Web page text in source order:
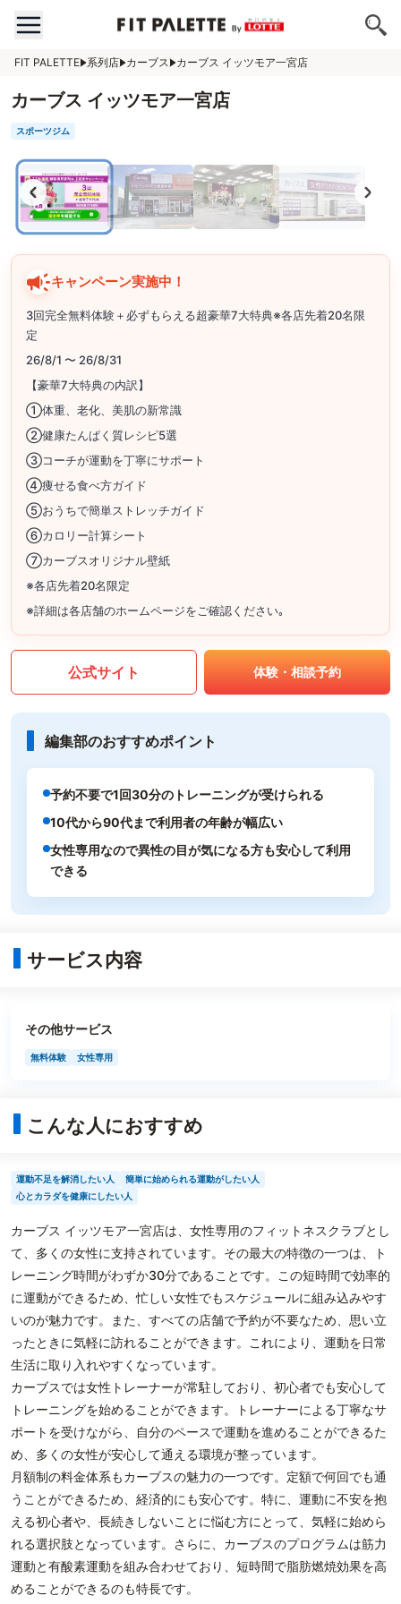
FIT PALETTE 系列店 カーブス カーブス イッツモア一宮店
カーブス イッツモア一宮店
スポーツジム
キャンペーン実施中！
3回完全無料体験＋必ずもらえる超豪華7大特典※各店先着20名限
定
26/8/1 〜 26/8/31
【豪華7大特典の内訳】
①体重、老化、美肌の新常識
②健康たんぱく質レシピ5選
③コーチが運動を丁寧にサポート
④痩せる食べ方ガイド
⑤おうちで簡単ストレッチガイド
⑥カロリー計算シート
⑦カーブスオリジナル壁紙
※各店先着20名限定
※詳細は各店舗のホームページをご確認ください｡
公式サイト 体験・相談予約
編集部のおすすめポイント
予約不要で1回30分のトレーニングが受けられる
10代から90代まで利用者の年齢が幅広い
女性専用なので異性の目が気になる方も安心して利用
できる
サービス内容
その他サービス
無料体験 女性専用
こんな人におすすめ
運動不足を解消したい人
簡単に始められる運動がしたい人
心とカラダを健康にしたい人
カーブス イッツモア一宮店は、女性専用のフィットネスクラブとし
て、多くの女性に支持されています。その最大の特徴の一つは、ト
レーニング時間がわずか30分であることです。この短時間で効率的
に運動ができるため、忙しい女性でもスケジュールに組み込みやす
いのが魅力です。また、すべての店舗で予約が不要なため、思い立
ったときに気軽に訪れることができます。これにより、運動を日常
生活に取り入れやすくなっています。
カーブスでは女性トレーナーが常駐しており、初心者でも安心して
トレーニングを始めることができます。トレーナーによる丁寧なサ
ポートを受けながら、自分のペースで運動を進めることができるた
め、多くの女性が安心して通える環境が整っています。
月額制の料金体系もカーブスの魅力の一つです。定額で何回でも通
うことができるため、経済的にも安心です。特に、運動に不安を抱
える初心者や、長続きしないことに悩む方にとって、気軽に始めら
れる選択肢となっています。さらに、カーブスのプログラムは筋力
運動と有酸素運動を組み合わせており、短時間で脂肪燃焼効果を高
めることができるのも特長です。